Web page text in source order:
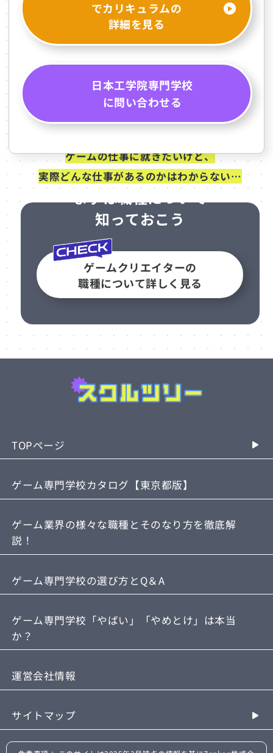
でカリキュラムの
詳細を見る
日本工学院専門学校
に問い合わせる
ゲームの仕事に就きたいけど、
実際どんな仕事があるのかはわからない…
まずは職種について
知っておこう
ゲームクリエイターの
職種について詳しく見る
TOPページ
ゲーム専門学校カタログ【東京都版】
ゲーム業界の様々な職種とそのなり方を徹底解
説！
ゲーム専門学校の選び方とQ＆A
ゲーム専門学校「やばい」「やめとけ」は本当
か？
運営会社情報
サイトマップ